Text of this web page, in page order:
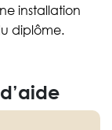
installation
diplôme.